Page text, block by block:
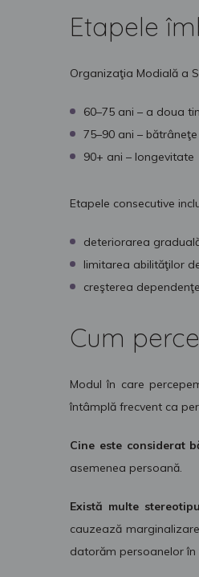
Etapele
Organizaţia Modială a
60–75 ani – a doua
75–90 ani – bătrâneţe
90+ ani – longevitate
Etapele consecutive
deteriorarea
limitarea abilităţilor
creşterea
Cum
Modul în care
întâmplă frecvent ca
Cine este considerat
asemenea persoană.
Există multe
cauzează
datorăm persoanelor în